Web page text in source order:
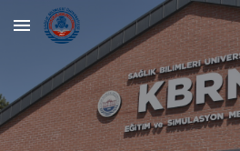
Skip to main content